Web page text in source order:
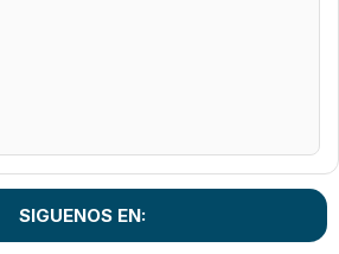
SIGUENOS EN: